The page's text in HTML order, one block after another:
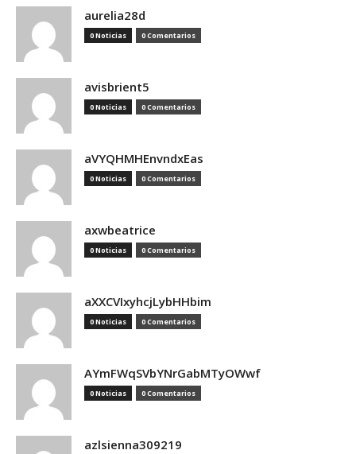
aurelia28d
0 Noticias 0 Comentarios
avisbrient5
0 Noticias 0 Comentarios
aVYQHMHEnvndxEas
0 Noticias 0 Comentarios
axwbeatrice
0 Noticias 0 Comentarios
aXXCVIxyhcjLybHHbim
0 Noticias 0 Comentarios
AYmFWqSVbYNrGabMTyOWwf
0 Noticias 0 Comentarios
azlsienna309219